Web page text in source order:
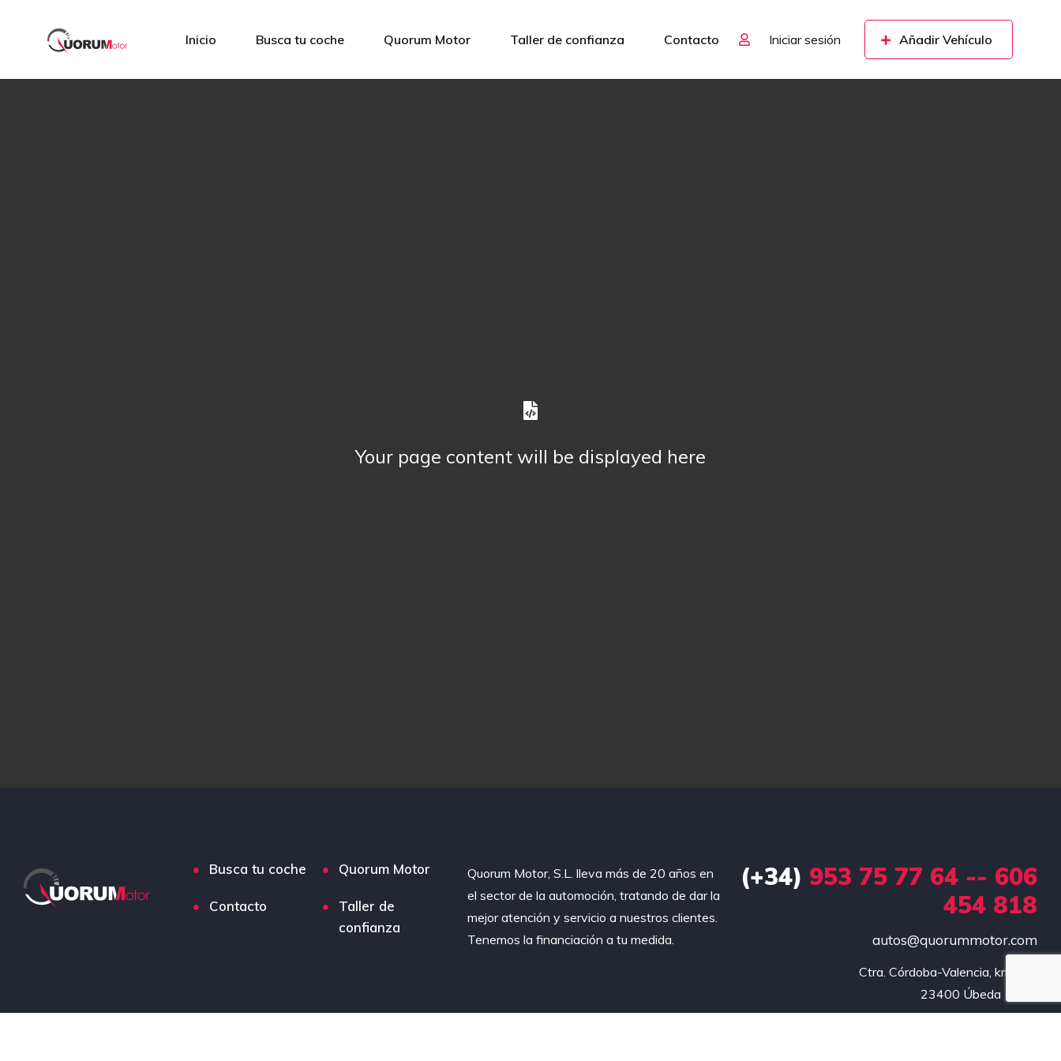
Inicio Busca tu coche Quorum Motor Taller de confianza Contacto Iniciar sesión Añadir Vehículo
Your page content will be displayed here
Busca tu coche Quorum Motor
Contacto
Taller de
confianza
Quorum Motor, S.L. lleva más de 20 años en
el sector de la automoción, tratando de dar la
mejor atención y servicio a nuestros clientes.
Tenemos la financiación a tu medida.
(+34) 953 75 77 64 -- 606
454 818
autos@quorummotor.com
Ctra. Córdoba-Valencia, km.150
23400 Úbeda (Jaén)